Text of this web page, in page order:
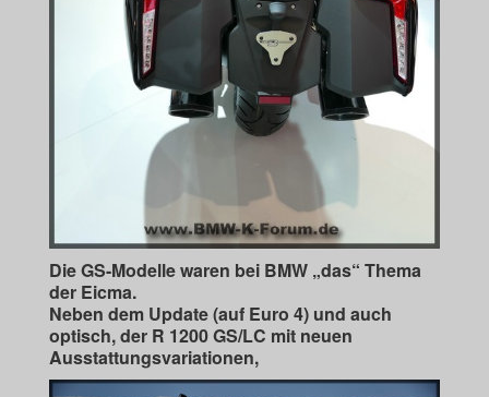
Die GS-Modelle waren bei BMW „das“ Thema
der Eicma.
Neben dem Update (auf Euro 4) und auch
optisch, der R 1200 GS/LC mit neuen
Ausstattungsvariationen,